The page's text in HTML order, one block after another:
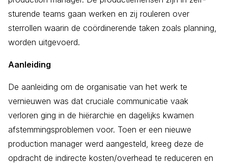
sturende teams gaan werken en zij rouleren over
sterrollen waarin de coördinerende taken zoals planning,
worden uitgevoerd.
Aanleiding
De aanleiding om de organisatie van het werk te
vernieuwen was dat cruciale communicatie vaak
verloren ging in de hiërarchie en dagelijks kwamen
afstemmingsproblemen voor. Toen er een nieuwe
production manager werd aangesteld, kreeg deze de
opdracht de indirecte kosten/overhead te reduceren en